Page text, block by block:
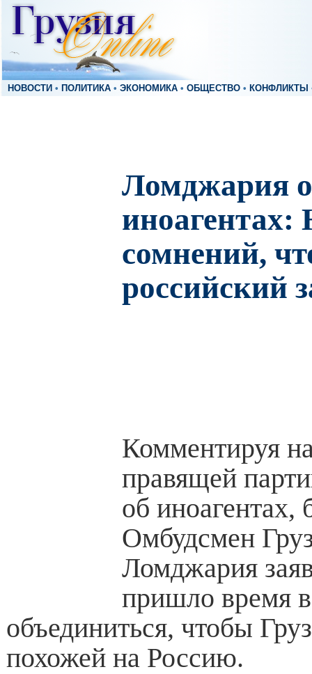
НОВОСТИ • ПОЛИТИКА • ЭКОНОМИКА • ОБЩЕСТВО • КОНФЛИКТЫ
Ломджария о
иноагентах:
сомнений,
российский
Комментируя
правящей
об
Омбудсмен
Ломджария
пришло время
объединиться, чтобы
похожей на Россию.